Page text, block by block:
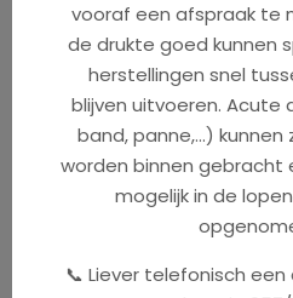
1.2. ONDERNEMING stelt zich
Policy tevens in regel met de
2016/679 van 27 april 2016
van persoonsgegevens.
1.3. De verantwoordelijke voor
persoonsgegevens is
afgelegd bij de Commissie
Persoonlijke Levenssfeer
uw persoonsgegevens.
vooraf een afspraak te
de drukte goed kunnen
herstellingen snel
blijven uitvoeren.
band, panne,...)
worden binnen gebracht
mogelijk in de
📞 Liever telefonisch